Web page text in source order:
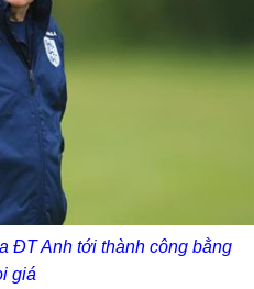
ĐT Anh tới thành công bằng
giá